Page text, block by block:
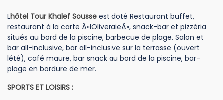
Lhôtel Tour Khalef Sousse est doté Restaurant buffet,
restaurant à la carte Â«lOliveraieÂ», snack-bar et pizzéria
situés au bord de la piscine, barbecue de plage. Salon et
bar all-inclusive, bar all-inclusive sur la terrasse (ouvert
lété), café maure, bar snack au bord de la piscine, bar-
plage en bordure de mer.
SPORTS ET LOISIRS :